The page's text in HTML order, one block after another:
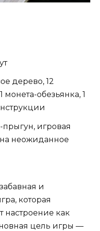
дерево, 12
монета-обезьянка, 1
игровая
неожиданное
и
которая
настроение как
цель игры —